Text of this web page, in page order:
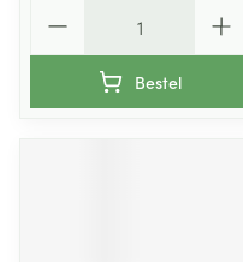
Bestel